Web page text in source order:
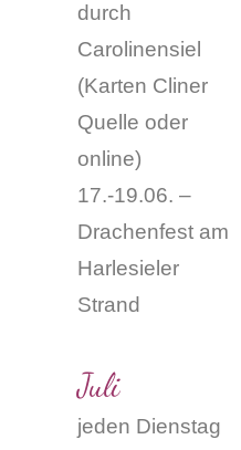
durch
Carolinensiel
(Karten Cliner
Quelle oder
online)
17.-19.06. –
Drachenfest am
Harlesieler
Strand
Juli
jeden Dienstag